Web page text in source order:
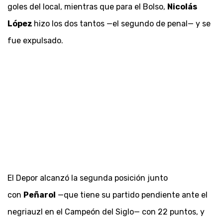
goles del local, mientras que para el Bolso, Nicolás
López hizo los dos tantos —el segundo de penal— y se
fue expulsado.
El Depor alcanzó la segunda posición junto
con Peñarol —que tiene su partido pendiente ante el
negriauzl en el Campeón del Siglo— con 22 puntos, y